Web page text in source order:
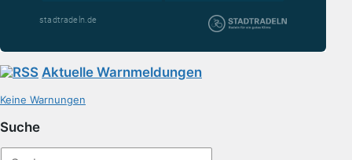
Aktuelle Warnmeldungen
Keine Warnungen
Suche